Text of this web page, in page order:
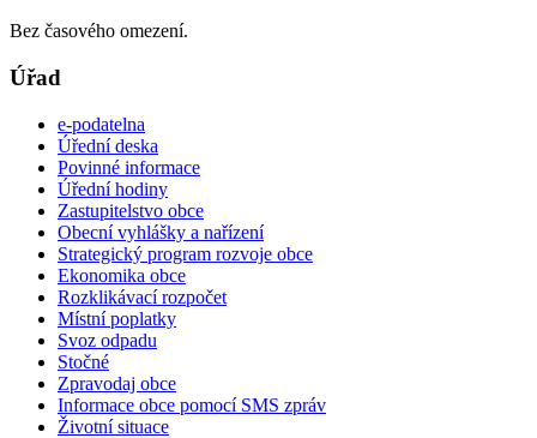
Bez časového omezení.
Úřad
e-podatelna
Úřední deska
Povinné informace
Úřední hodiny
Zastupitelstvo obce
Obecní vyhlášky a nařízení
Strategický program rozvoje obce
Ekonomika obce
Rozklikávací rozpočet
Místní poplatky
Svoz odpadu
Stočné
Zpravodaj obce
Informace obce pomocí SMS zpráv
Životní situace